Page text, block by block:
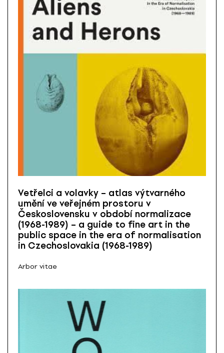
Vetřelci a volavky – atlas výtvarného
umění ve veřejném prostoru v
Československu v období normalizace
(1968-1989) – a guide to fine art in the
public space in the era of normalisation
in Czechoslovakia (1968-1989)
Arbor vitae